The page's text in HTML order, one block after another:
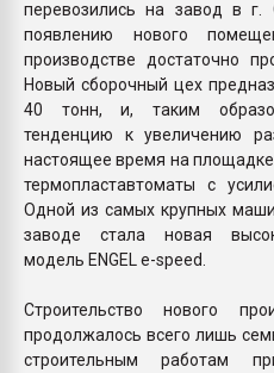
перевозились на завод в г.
появлению нового
производстве достаточно
Новый сборочный цех
40 тонн, и, таким
тенденцию к увеличению
настоящее время на
термопластавтоматы с
Одной из самых крупных
заводе стала новая
модель ENGEL e-speed.
Строительство нового
продолжалось всего лишь
строительным работам